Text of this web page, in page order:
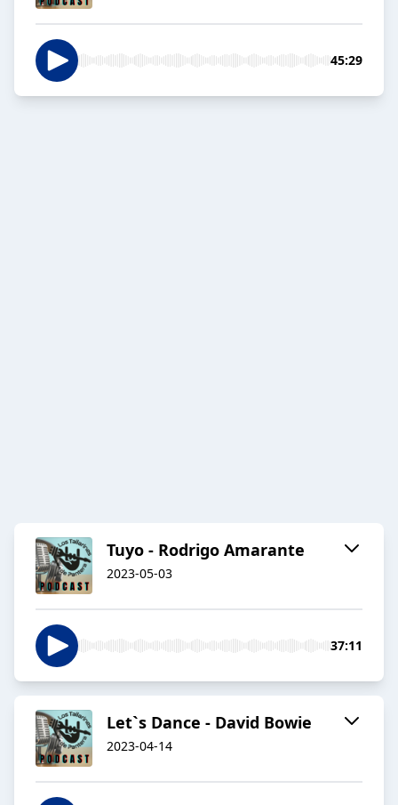
45:29
Tuyo - Rodrigo Amarante
2023-05-03
37:11
Let`s Dance - David Bowie
2023-04-14